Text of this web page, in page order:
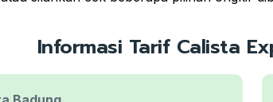
Informasi Tarif Calista